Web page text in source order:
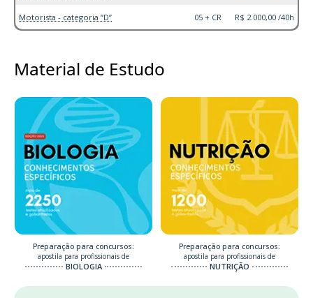
Motorista - categoria “D” 05 + CR R$ 2.000,00 /40h
Material de Estudo
Preparação para concursos:
apostila para profissionais de
BIOLOGIA
Preparação para concursos:
apostila para profissionais de
NUTRIÇÃO